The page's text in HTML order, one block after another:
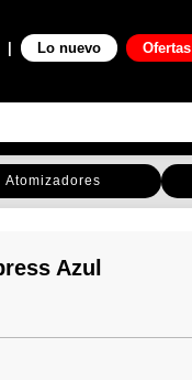
| Lo nuevo Ofertas
Atomizadores
Azul